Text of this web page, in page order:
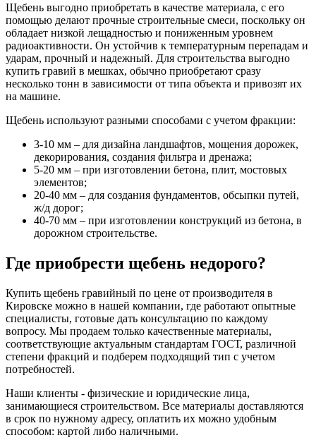
Щебень выгодно приобретать в качестве материала, с его
помощью делают прочные строительные смеси, поскольку он
обладает низкой лещадностью и пониженным уровнем
радиоактивности. Он устойчив к температурным перепадам и
ударам, прочный и надежный. Для строительства выгодно
купить гравий в мешках, обычно приобретают сразу
несколько тонн в зависимости от типа объекта и привозят их
на машине.
Щебень используют разными способами с учетом фракции:
3-10 мм – для дизайна ландшафтов, мощения дорожек,
декорирования, создания фильтра и дренажа;
5-20 мм – при изготовлении бетона, плит, мостовых
элементов;
20-40 мм – для создания фундаментов, обсыпки путей,
ж/д дорог;
40-70 мм – при изготовлении конструкций из бетона, в
дорожном строительстве.
Где приобрести щебень недорого?
Купить щебень гравийный по цене от производителя в
Кировске можно в нашей компании, где работают опытные
специалисты, готовые дать консультацию по каждому
вопросу. Мы продаем только качественные материалы,
соответствующие актуальным стандартам ГОСТ, различной
степени фракций и подберем подходящий тип с учетом
потребностей.
Наши клиенты - физические и юридические лица,
занимающиеся строительством. Все материалы доставляются
в срок по нужному адресу, оплатить их можно удобным
способом: картой либо наличными.